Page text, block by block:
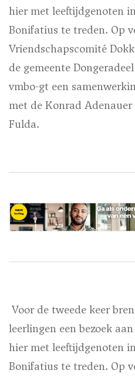
hier met leeftijdgenoten
Bonifatius te treden. Op
Vriendschapscomité
de gemeente
vmbo-gt een
met de Konrad
Fulda.
Voor de tweede keer
leerlingen een bezoek
hier met leeftijdgenoten
Bonifatius te treden. Op